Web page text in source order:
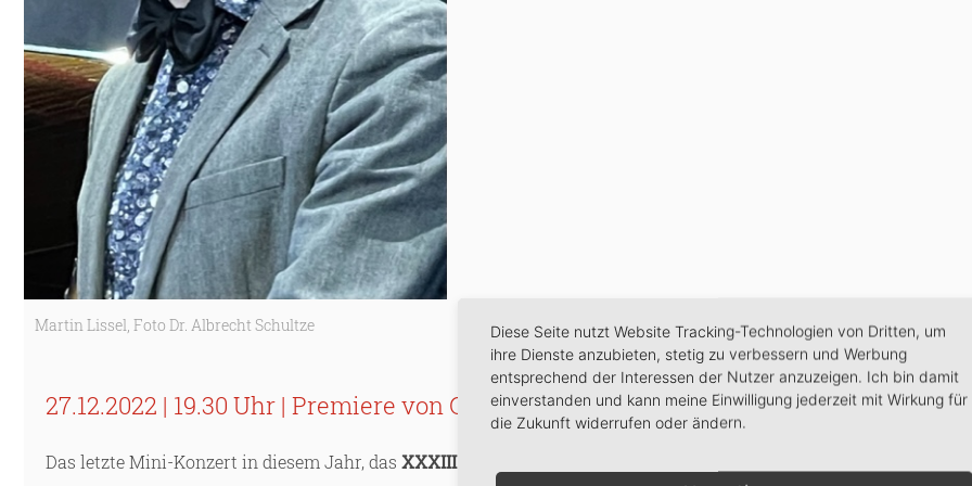
Martin Lissel, Foto Dr. Albrecht Schultze
27.12.2022 | 19.30 Uhr | Premiere von Gustav Mahlers „Phantasie“ auf YouTube
Das letzte Mini-Konzert in diesem Jahr, das XXXIII., geht am 27. Dezember 2022 auf YouTube online mit
Diese Seite nutzt Website Tracking-Technologien von Dritten, um
ihre Dienste anzubieten, stetig zu verbessern und Werbung
entsprechend der Interessen der Nutzer anzuzeigen. Ich bin damit
einverstanden und kann meine Einwilligung jederzeit mit Wirkung für
die Zukunft widerrufen oder ändern.